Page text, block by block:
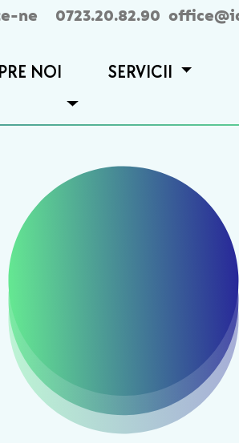
ne 0723.20.82.90
NOI SERVICII